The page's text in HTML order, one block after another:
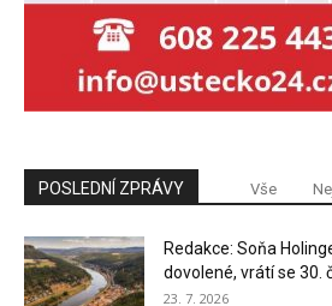
POSLEDNÍ ZPRÁVY Vše
Redakce: Soňa
dovolené, vrátí se 30.
23. 7. 2026